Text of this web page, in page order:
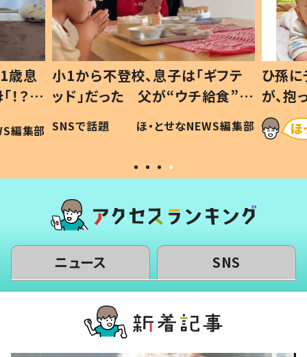
歳息
？」
編集部
小1から不登校、息子は「ギフテ
ッド」だった 父が“ウチ給食”を
作り続ける理由とは #令和の親
#令和の子
SNSで話題 ほ・とせなNEWS編集部
ひ孫
が、
「涙が
い」
ニュース SNS